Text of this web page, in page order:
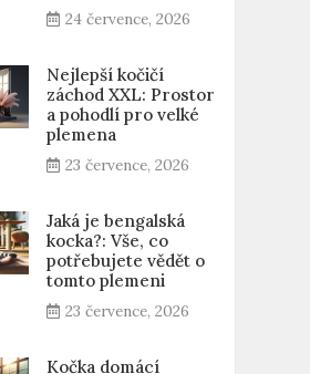
24 července, 2026
Nejlepší kočičí
záchod XXL: Prostor
a pohodlí pro velké
plemena
23 července, 2026
Jaká je bengalská
kocka?: Vše, co
potřebujete vědět o
tomto plemeni
23 července, 2026
Kočka domácí